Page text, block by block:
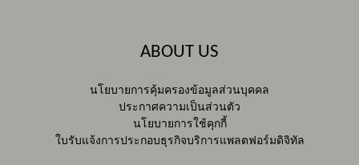
ABOUT US
นโยบายการคุ้มครองข้อมูลส่วนบุคคล
ประกาศความเป็นส่วนตัว
นโยบายการใช้คุกกี้
ใบรับแจ้งการประกอบธุรกิจบริการแพลตฟอร์มดิจิทัล